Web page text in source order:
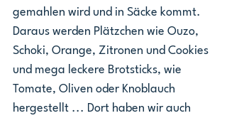
gemahlen wird und in Säcke kommt.
Daraus werden Plätzchen wie Ouzo,
Schoki, Orange, Zitronen und Cookies
und mega leckere Brotsticks, wie
Tomate, Oliven oder Knoblauch
hergestellt ... Dort haben wir auch